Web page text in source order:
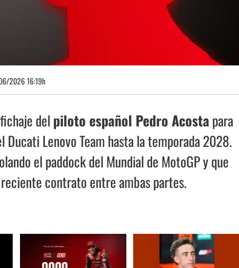
2026 16:19h
delpiloto español Pedro Acostapara
Lenovo Team hasta la temporada 2028.
el paddock del Mundial de MotoGP y que
contrato entre ambas partes.